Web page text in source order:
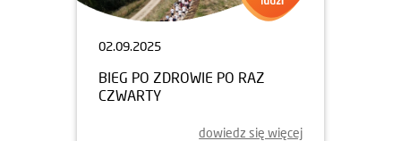
02.09.2025
BIEG PO ZDROWIE PO RAZ
CZWARTY
dowiedz się więcej